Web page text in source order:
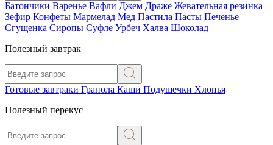
Батончики Варенье Вафли Джем Драже Жевательная резинка
Зефир Конфеты Мармелад Мед Пастила Пасты Печенье
Сгущенка Сиропы Суфле Урбеч Халва Шоколад
Полезный завтрак
Готовые завтраки Гранола Каши Подушечки Хлопья
Полезный перекус